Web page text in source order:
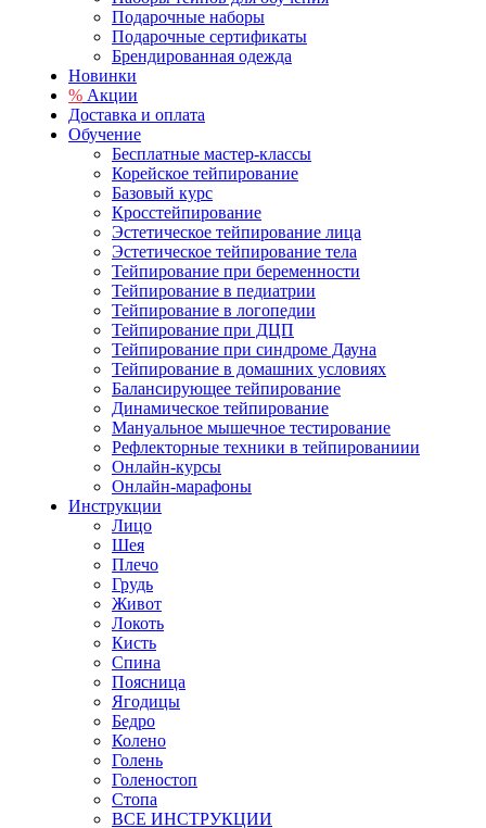
Подарочные наборы
Подарочные сертификаты
Брендированная одежда
Новинки
% Акции
Доставка и оплата
Обучение
Бесплатные мастер-классы
Корейское тейпирование
Базовый курс
Кросстейпирование
Эстетическое тейпирование лица
Эстетическое тейпирование тела
Тейпирование при беременности
Тейпирование в педиатрии
Тейпирование в логопедии
Тейпирование при ДЦП
Тейпирование при синдроме Дауна
Тейпирование в домашних условиях
Балансирующее тейпирование
Динамическое тейпирование
Мануальное мышечное тестирование
Рефлекторные техники в тейпированиии
Онлайн-курсы
Онлайн-марафоны
Инструкции
Лицо
Шея
Плечо
Грудь
Живот
Локоть
Кисть
Спина
Поясница
Ягодицы
Бедро
Колено
Голень
Голеностоп
Стопа
ВСЕ ИНСТРУКЦИИ